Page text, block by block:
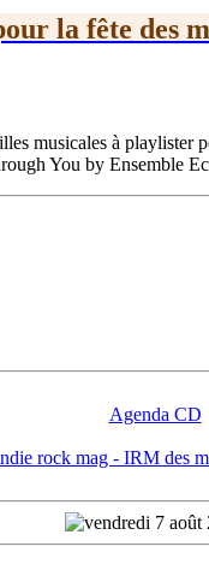
la fête des
musicales à
You by Ensemble
Agenda CD